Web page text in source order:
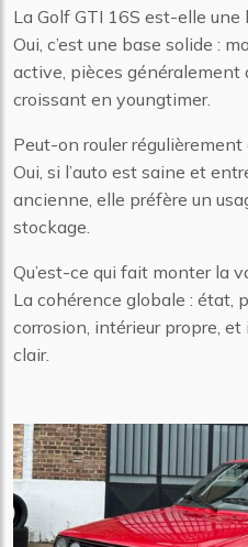
La Golf GTI 16S est-elle
Oui, c’est une base solide :
active, pièces généralement
croissant en youngtimer.
Peut-on rouler régulièrement
Oui, si l’auto est saine et
ancienne, elle préfère un
stockage.
Qu’est-ce qui fait monter la
La cohérence globale : état,
corrosion, intérieur propre,
clair.